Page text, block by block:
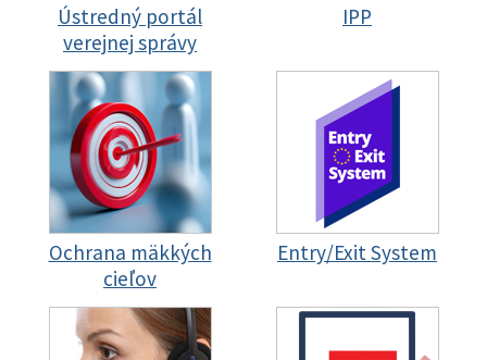
Ústredný portál
verejnej správy
IPP
Ochrana mäkkých
cieľov
Entry/Exit System